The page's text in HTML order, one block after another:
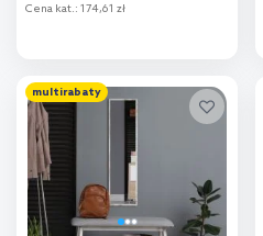
Cena kat.: 174,61 zł
Dodaj do
porównania
multirabaty